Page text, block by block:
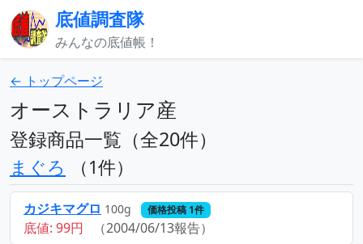
底値調査隊
みんなの底値帳！
← トップページ
オーストラリア産
登録商品一覧（全20件）
まぐろ （1件）
カジキマグロ 100g 価格投稿 1件
底値: 99円 （2004/06/13報告）